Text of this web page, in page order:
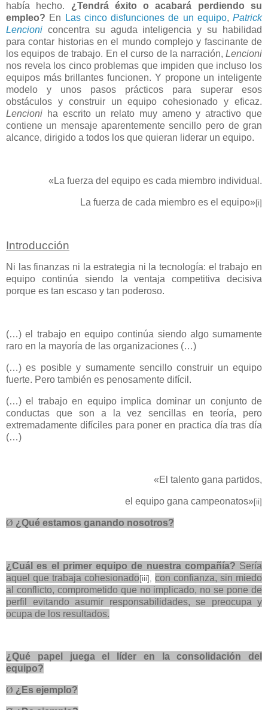
había hecho. ¿Tendrá éxito o acabará perdiendo su
empleo? En Las cinco disfunciones de un equipo, Patrick
Lencioni concentra su aguda inteligencia y su habilidad
para contar historias en el mundo complejo y fascinante de
los equipos de trabajo. En el curso de la narración, Lencioni
nos revela los cinco problemas que impiden que incluso los
equipos más brillantes funcionen. Y propone un inteligente
modelo y unos pasos prácticos para superar esos
obstáculos y construir un equipo cohesionado y eficaz.
Lencioni ha escrito un relato muy ameno y atractivo que
contiene un mensaje aparentemente sencillo pero de gran
alcance, dirigido a todos los que quieran liderar un equipo.
«La fuerza del equipo es cada miembro individual.
La fuerza de cada miembro es el equipo»[i]
Introducción
Ni las finanzas ni la estrategia ni la tecnología: el trabajo en
equipo continúa siendo la ventaja competitiva decisiva
porque es tan escaso y tan poderoso.
(…) el trabajo en equipo continúa siendo algo sumamente
raro en la mayoría de las organizaciones (…)
(…) es posible y sumamente sencillo construir un equipo
fuerte. Pero también es penosamente difícil.
(…) el trabajo en equipo implica dominar un conjunto de
conductas que son a la vez sencillas en teoría, pero
extremadamente difíciles para poner en practica día tras día
(…)
«El talento gana partidos,
el equipo gana campeonatos»[ii]
Ø ¿Qué estamos ganando nosotros?
¿Cuál es el primer equipo de nuestra compañía? Sería
aquel que trabaja cohesionado[iii],
con confianza, sin miedo
al conflicto, comprometido que no implicado, no se pone de
perfil evitando asumir responsabilidades, se preocupa y
ocupa de los resultados.
¿Qué papel juega el líder en la consolidación del
equipo?
Ø ¿Es ejemplo?